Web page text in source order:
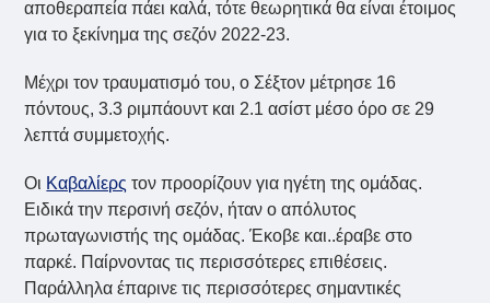
αποθεραπεία πάει καλά, τότε θεωρητικά θα είναι έτοιμος
για το ξεκίνημα της σεζόν 2022-23.
Μέχρι τον τραυματισμό του, ο Σέξτον μέτρησε 16
πόντους, 3.3 ριμπάουντ και 2.1 ασίστ μέσο όρο σε 29
λεπτά συμμετοχής.
Οι Καβαλίερς τον προορίζουν για ηγέτη της ομάδας.
Ειδικά την περσινή σεζόν, ήταν ο απόλυτος
πρωταγωνιστής της ομάδας. Έκοβε και..έραβε στο
παρκέ. Παίρνοντας τις περισσότερες επιθέσεις.
Παράλληλα έπαρινε τις περισσότερες σημαντικές